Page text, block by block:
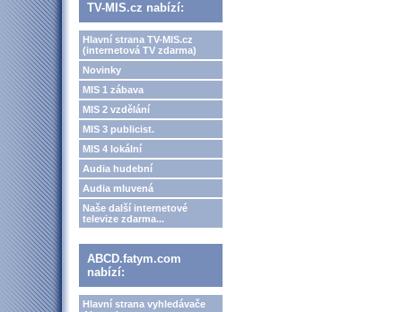
TV-MIS.cz nabízí:
Hlavní strana TV-MIS.cz
(internetová TV zdarma)
Novinky
MIS 1 zábava
MIS 2 vzdělání
MIS 3 publicist.
MIS 4 lokální
Audia hudební
Audia mluvená
Naše další internetové
televize zdarma...
ABCD.fatym.com
nabízí:
Hlavní strana vyhledávače